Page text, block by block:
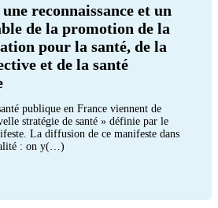
reconnaissance et un
de la promotion de la
pour la santé, de la
et de la santé
publique en France viennent de
stratégie de santé » définie par le
La diffusion de ce manifeste dans
: on y(…)